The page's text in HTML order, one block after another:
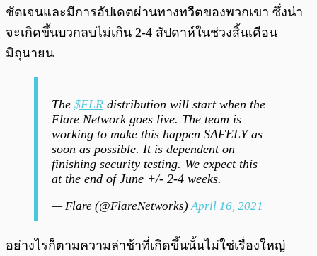
ชัดเจนและมีการอัปเดตผ่านทางทวีตของพวกเขา ซึ่งน่า
จะเกิดขึ้นบวกลบไม่เกิน 2-4 สัปดาห์ในช่วงสิ้นเดือน
มิถุนายน
The $FLR distribution will start when the
Flare Network goes live. The team is
working to make this happen SAFELY as
soon as possible. It is dependent on
finishing security testing. We expect this
at the end of June +/- 2-4 weeks.
— Flare (@FlareNetworks)April 16, 2021
อย่างไรก็ตามความล่าช้าที่เกิดขึ้นนั้นไม่ใช่เรื่องใหญ่